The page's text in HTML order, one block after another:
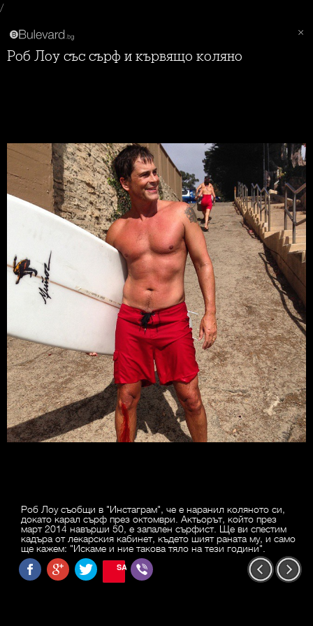
/
Роб Лоу със сърф и кървящо коляно
Роб Лоу съобщи в "Инстаграм", че е наранил коляното си,
докато карал сърф през октомври. Актьорът, който през
март 2014 навърши 50, е запален сърфист. Ще ви спестим
кадъра от лекарския кабинет, където шият раната му, и само
ще кажем: "Искаме и ние такова тяло на тези години".
SAVE